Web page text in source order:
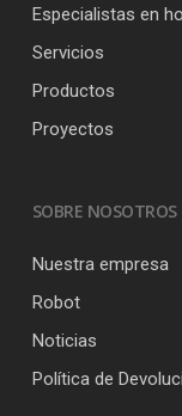
Especialistas en
Servicios
Productos
Proyectos
SOBRE NOSOTROS
Nuestra empresa
Robot
Noticias
Política de